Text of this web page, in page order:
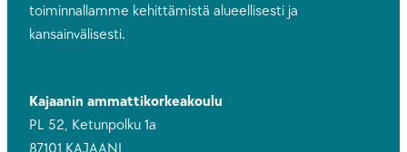
toiminnallamme kehittämistä alueellisesti ja
kansainvälisesti.
Kajaanin ammattikorkeakoulu
PL 52, Ketunpolku 1a
87101 KAJAANI